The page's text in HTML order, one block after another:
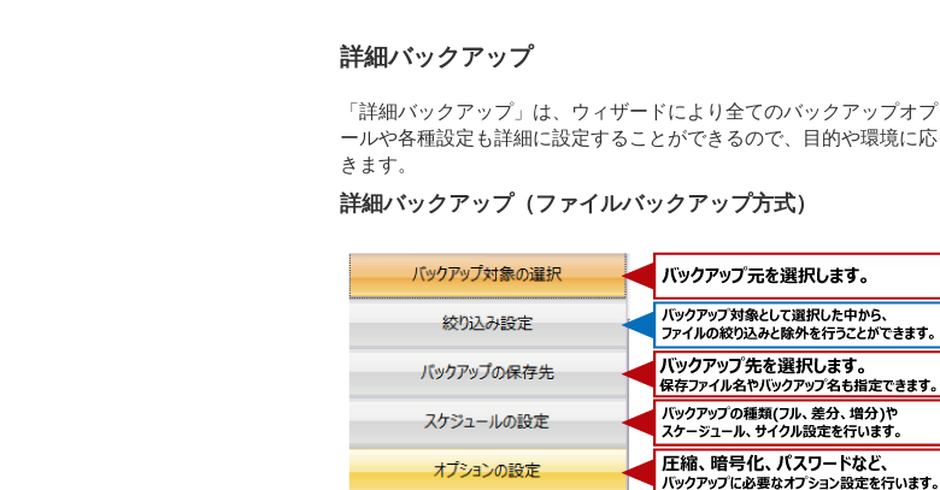
詳細バックアップ
「詳細バックアップ」は、ウィザードにより全てのバックアップオ
ールや各種設定も詳細に設定することができるので、目的や環境に
きます。
詳細バックアップ（ファイルバックアップ方式）